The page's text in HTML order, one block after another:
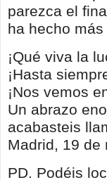
parezca el
ha hecho
¡Qué viva la
¡Hasta
¡Nos vemos
Un abrazo
acabasteis
Madrid, 19 de
PD. Podéis